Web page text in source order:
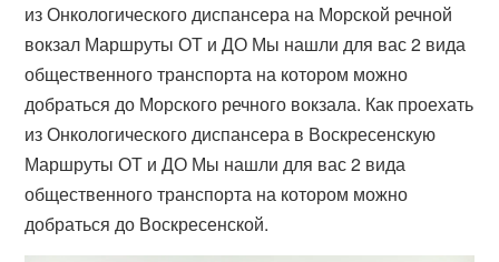
из Онкологического диспансера на Морской речной
вокзал Маршруты ОТ и ДО Мы нашли для вас 2 вида
общественного транспорта на котором можно
добраться до Морского речного вокзала. Как проехать
из Онкологического диспансера в Воскресенскую
Маршруты ОТ и ДО Мы нашли для вас 2 вида
общественного транспорта на котором можно
добраться до Воскресенской.